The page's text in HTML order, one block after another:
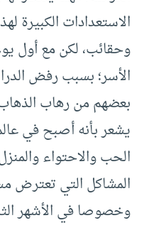
الاستعدادات الكبيرة
وحقائب، لكن مع أول
الأسر؛ بسبب رفض
بعضهم من رهاب الذهاب
يشعر بأنه أصبح في
الحب والاحتواء
المشاكل التي تعترض
وخصوصا في الأشهر